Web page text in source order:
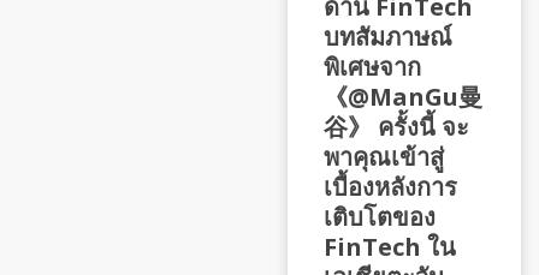
บทสัมภาษณ์
พิเศษจาก
《@ManGu曼
谷》 ครั้งนี้ จะ
พาคุณเข้าสู่
เบื้องหลังการ
เติบโตของ
FinTech ใน